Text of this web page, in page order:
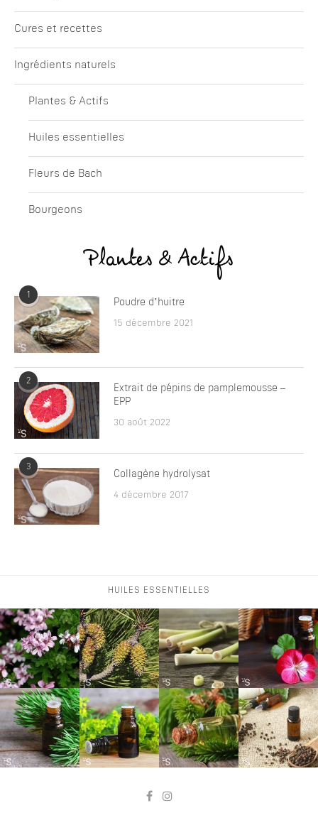
Cures et recettes
Ingrédients naturels
Plantes & Actifs
Huiles essentielles
Fleurs de Bach
Bourgeons
Plantes & Actifs
1
Poudre d’huitre
15 décembre 2021
2
Extrait de pépins de pamplemousse –
EPP
30 août 2022
3
Collagène hydrolysat
4 décembre 2017
HUILES ESSENTIELLES